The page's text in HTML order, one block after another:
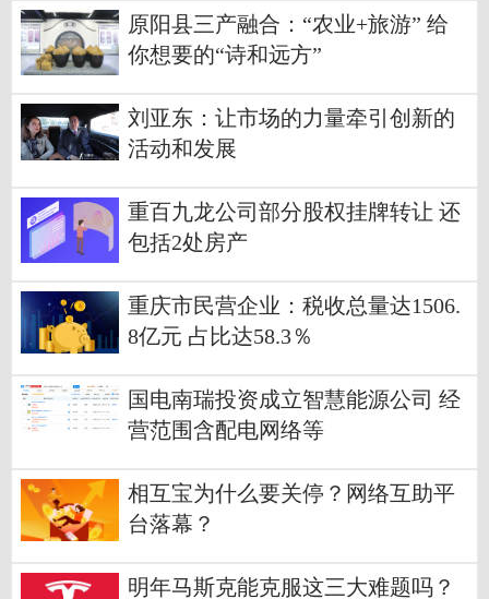
原阳县三产融合：“农业+旅游” 给
你想要的“诗和远方”
刘亚东：让市场的力量牵引创新的
活动和发展
重百九龙公司部分股权挂牌转让 还
包括2处房产
重庆市民营企业：税收总量达1506.
8亿元 占比达58.3％
国电南瑞投资成立智慧能源公司 经
营范围含配电网络等
相互宝为什么要关停？网络互助平
台落幕？
明年马斯克能克服这三大难题吗？